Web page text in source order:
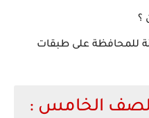
؟
للمحافظة على طبقات
الخامس :